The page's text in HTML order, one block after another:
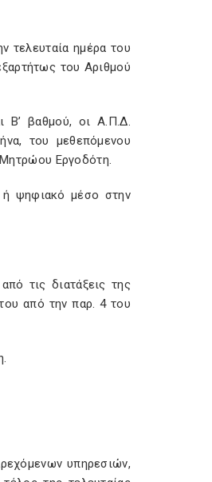
τελευταία ημέρα του
του Αριθμού
Β’ βαθμού, οι Α.Π.Δ.
του μεθεπόμενου
Εργοδότη.
ή ψηφιακό μέσο στην
τις διατάξεις της
από την παρ. 4 του
υπηρεσιών,